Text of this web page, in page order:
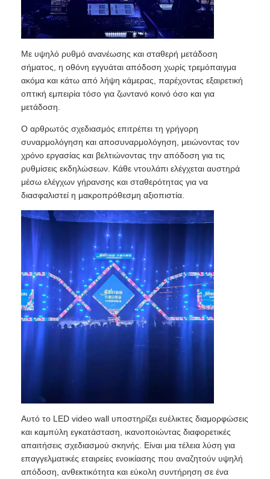
Εκπομπή VR
Σχετικά με εμάς
Ξενάγηση στο Εργοστάσιο
Ποιοτικός έλεγχος
Επικοινωνήστε μαζί μας
Ειδήσεις
Υποθέσεις
Ζητήστε μια προσφορά
Οθόνη LED Video Wall
οθόνη οθόνης LED
Οθόνη των οδηγήσεων συναυλίας
Ενοικίαση οθόνης LED σκηνής
Με υψηλό ρυθμό ανανέωσης και σταθερή μετάδοση
σήματος, η οθόνη εγγυάται απόδοση χωρίς τρεμόπαιγμα
ακόμα και κάτω από λήψη κάμερας, παρέχοντας εξαιρετική
οπτική εμπειρία τόσο για ζωντανό κοινό όσο και για
μετάδοση.
Ο αρθρωτός σχεδιασμός επιτρέπει τη γρήγορη
συναρμολόγηση και αποσυναρμολόγηση, μειώνοντας τον
χρόνο εργασίας και βελτιώνοντας την απόδοση για τις
ρυθμίσεις εκδηλώσεων. Κάθε ντουλάπι ελέγχεται αυστηρά
μέσω ελέγχων γήρανσης και σταθερότητας για να
διασφαλιστεί η μακροπρόθεσμη αξιοπιστία.
Αυτό το LED video wall υποστηρίζει ευέλικτες διαμορφώσεις
και καμπύλη εγκατάσταση, ικανοποιώντας διαφορετικές
απαιτήσεις σχεδιασμού σκηνής. Είναι μια τέλεια λύση για
επαγγελματικές εταιρείες ενοικίασης που αναζητούν υψηλή
απόδοση, ανθεκτικότητα και εύκολη συντήρηση σε ένα